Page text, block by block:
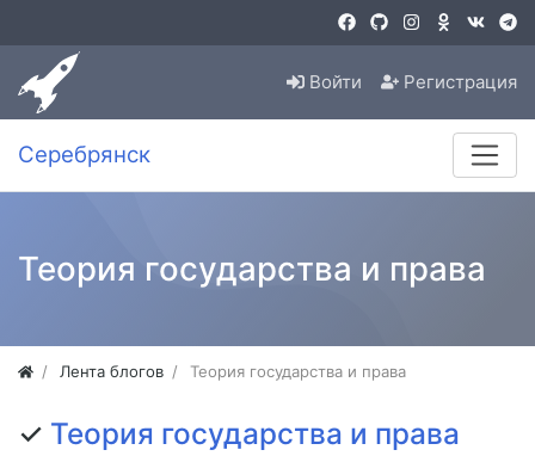
Войти Регистрация
Серебрянск
Теория государства и права
Лента блогов Теория государства и права
✓ Теория государства и права